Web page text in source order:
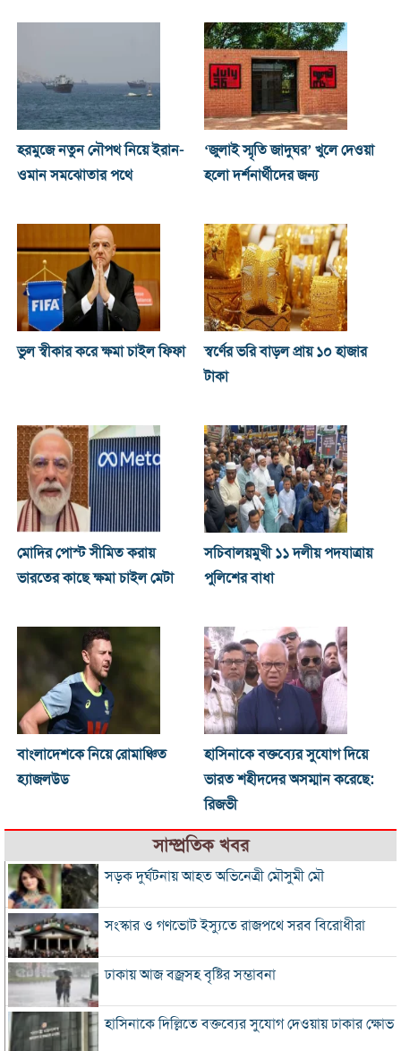
হরমুজে নতুন নৌপথ নিয়ে ইরান-
ওমান সমঝোতার পথে
‘জুলাই স্মৃতি জাদুঘর’ খুলে দেওয়া
হলো দর্শনার্থীদের জন্য
ভুল স্বীকার করে ক্ষমা চাইল ফিফা
স্বর্ণের ভরি বাড়ল প্রায় ১০ হাজার
টাকা
মোদির পোস্ট সীমিত করায়
ভারতের কাছে ক্ষমা চাইল মেটা
সচিবালয়মুখী ১১ দলীয় পদযাত্রায়
পুলিশের বাধা
বাংলাদেশকে নিয়ে রোমাঞ্চিত
হ্যাজলউড
হাসিনাকে বক্তব্যের সুযোগ দিয়ে
ভারত শহীদদের অসম্মান করেছে:
রিজভী
সাম্প্রতিক খবর
সড়ক দুর্ঘটনায় আহত অভিনেত্রী মৌসুমী মৌ
সংস্কার ও গণভোট ইস্যুতে রাজপথে সরব বিরোধীরা
ঢাকায় আজ বজ্রসহ বৃষ্টির সম্ভাবনা
হাসিনাকে দিল্লিতে বক্তব্যের সুযোগ দেওয়ায় ঢাকার ক্ষোভ